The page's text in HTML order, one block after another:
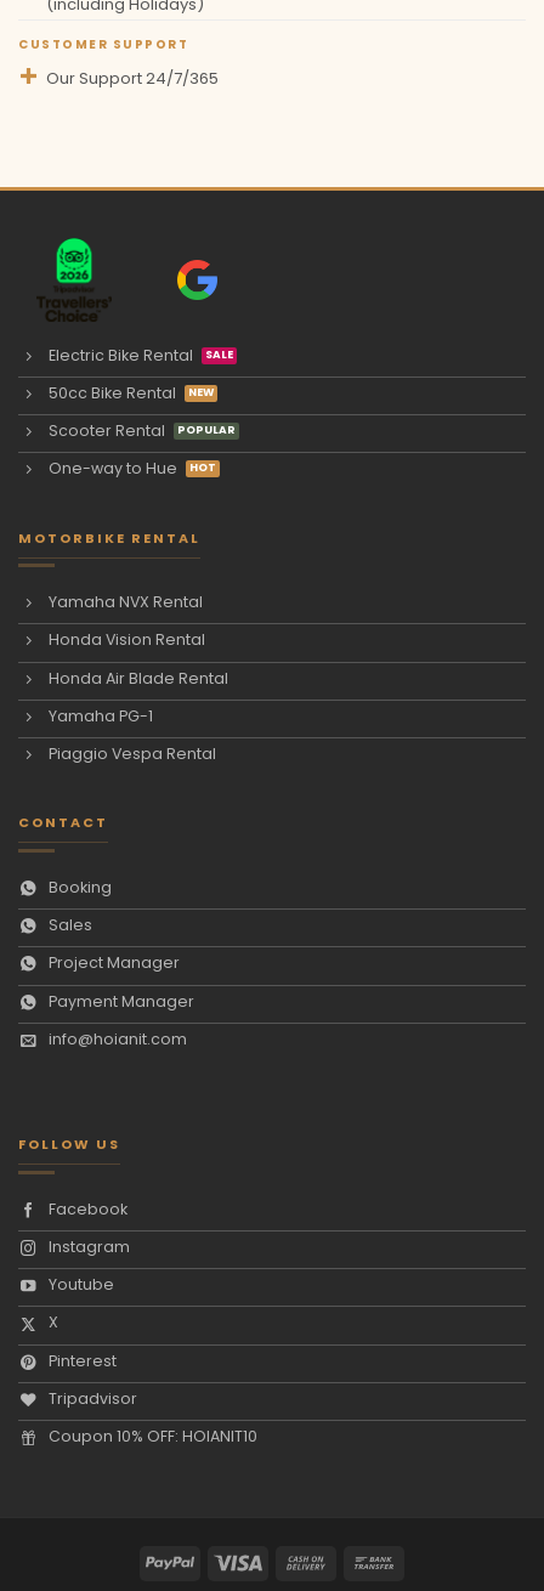
CUSTOMER SUPPORT
Our Support 24/7/365
Electric Bike Rental
50cc Bike Rental
Scooter Rental
One-way to Hue
MOTORBIKE RENTAL
Yamaha NVX Rental
Honda Vision Rental
Honda Air Blade Rental
Yamaha PG-1
Piaggio Vespa Rental
CONTACT
Booking
Sales
Project Manager
Payment Manager
info@hoianit.com
FOLLOW US
Facebook
Instagram
Youtube
X
Pinterest
Tripadvisor
Coupon 10% OFF: HOIANIT10